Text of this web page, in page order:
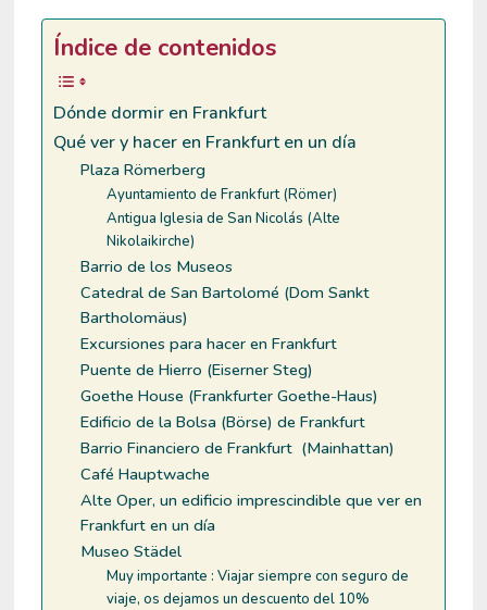
Índice de contenidos
Dónde dormir en Frankfurt
Qué ver y hacer en Frankfurt en un día
Plaza Römerberg
Ayuntamiento de Frankfurt (Römer)
Antigua Iglesia de San Nicolás (Alte
Nikolaikirche)
Barrio de los Museos
Catedral de San Bartolomé (Dom Sankt
Bartholomäus)
Excursiones para hacer en Frankfurt
Puente de Hierro (Eiserner Steg)
Goethe House (Frankfurter Goethe-Haus)
Edificio de la Bolsa (Börse) de Frankfurt
Barrio Financiero de Frankfurt (Mainhattan)
Café Hauptwache
Alte Oper, un edificio imprescindible que ver en
Frankfurt en un día
Museo Städel
Muy importante : Viajar siempre con seguro de
viaje, os dejamos un descuento del 10%